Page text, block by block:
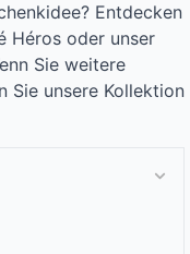
Entdecken
Héros oder unser
Sie weitere
Sie unsere Kollektion